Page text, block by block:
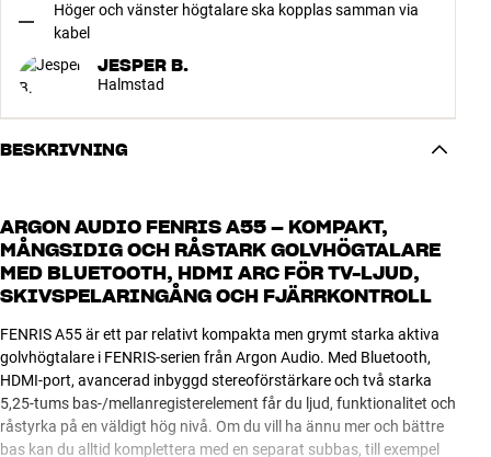
Höger och vänster högtalare ska kopplas samman via
kabel
JESPER B.
Halmstad
BESKRIVNING
ARGON AUDIO FENRIS A55 – KOMPAKT,
MÅNGSIDIG OCH RÅSTARK GOLVHÖGTALARE
MED BLUETOOTH, HDMI ARC FÖR TV-LJUD,
SKIVSPELARINGÅNG OCH FJÄRRKONTROLL
FENRIS A55 är ett par relativt kompakta men grymt starka aktiva
golvhögtalare i FENRIS-serien från Argon Audio. Med Bluetooth,
HDMI-port, avancerad inbyggd stereoförstärkare och två starka
5,25-tums bas-/mellanregisterelement får du ljud, funktionalitet och
råstyrka på en väldigt hög nivå. Om du vill ha ännu mer och bättre
bas kan du alltid komplettera med en separat subbas, till exempel